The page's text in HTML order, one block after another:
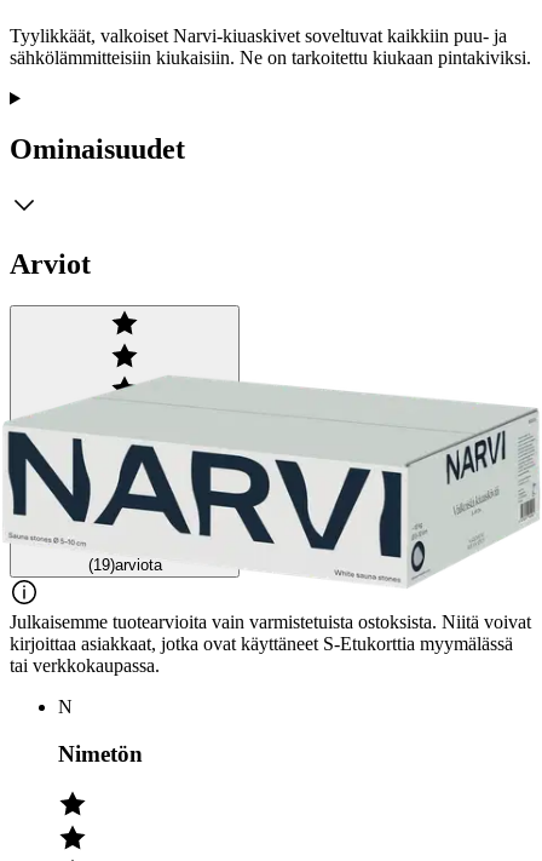
Tyylikkäät, valkoiset Narvi-kiuaskivet soveltuvat kaikkiin puu- ja
sähkölämmitteisiin kiukaisiin. Ne on tarkoitettu kiukaan pintakiviksi.
Ominaisuudet
Arviot
Tuotearvioiden keskiarvo 4,3
(19)arviota
Julkaisemme tuotearvioita vain varmistetuista ostoksista. Niitä voivat
kirjoittaa asiakkaat, jotka ovat käyttäneet S-Etukorttia myymälässä
tai verkkokaupassa.
N
Nimetön